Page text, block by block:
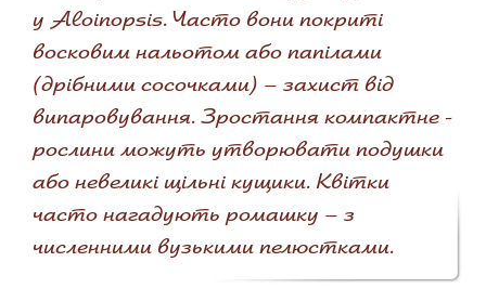
у Aloinopsis. Часто вони покриті
восковим нальотом або папілами
(дрібними сосочками) – захист від
випаровування. Зростання компактне -
рослини можуть утворювати подушки
або невеликі щільні кущики. Квітки
часто нагадують ромашку – з
численними вузькими пелюстками.